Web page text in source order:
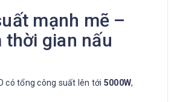
mạnh mẽ –
gian nấu
có tổng công suất lên tới 5000W,